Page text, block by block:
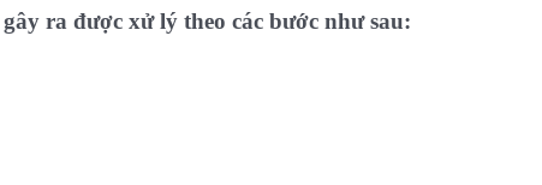
ra được xử lý theo các bước như sau: